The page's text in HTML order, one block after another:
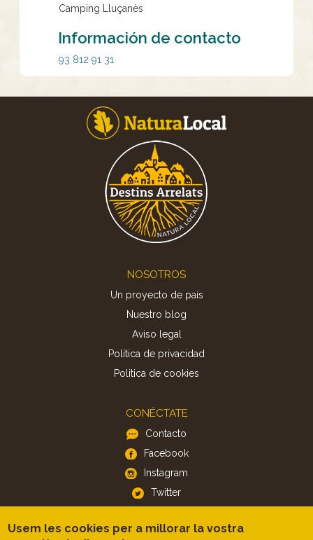
Camping Lluçanès
Información de contacto
93 812 91 31
NOSOTROS
Un proyecto de país
Nuestro blog
Aviso legal
Política de privacidad
Politica de cookies
CONÉCTATE
Contacto
Facebook
Instagram
Twitter
APP
Usem les cookies per a millorar la vostra